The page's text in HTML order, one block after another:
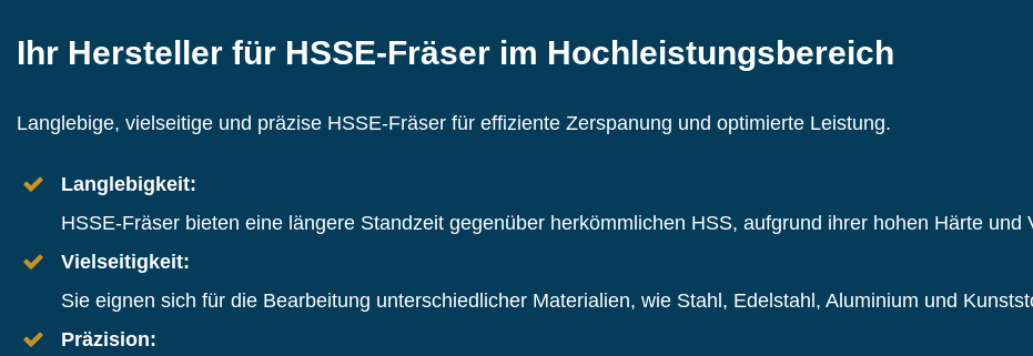
Ihr Hersteller für HSSE-Fräser im Hochleistungsbereich
Langlebige, vielseitige und präzise HSSE-Fräser für effiziente Zerspanung und optimierte Leistung.
Langlebigkeit:
HSSE-Fräser bieten eine längere Standzeit gegenüber herkömmlichen HSS, aufgrund ihrer hohen Härte und
Vielseitigkeit:
Sie eignen sich für die Bearbeitung unterschiedlicher Materialien, wie Stahl, Edelstahl, Aluminium und
Präzision: